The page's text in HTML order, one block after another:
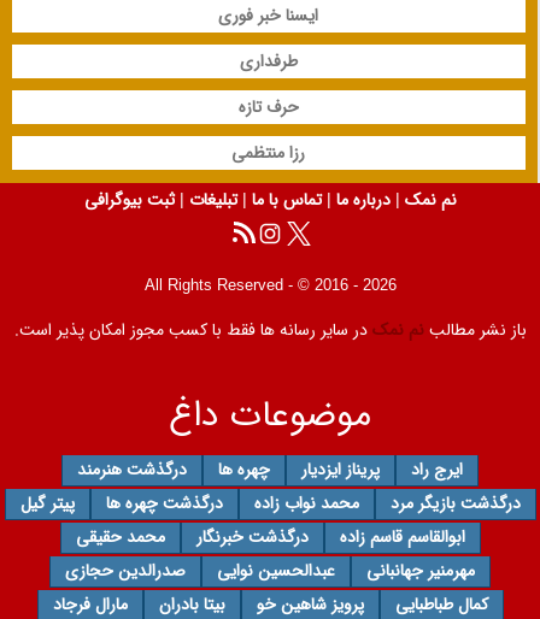
ایسنا خبر فوری
طرفداری
حرف تازه
رزا منتظمی
نم نمک | درباره ما | تماس با ما | تبلیغات | ثبت بیوگرافی
All Rights Reserved - © 2016 - 2026
باز نشر مطالبنم نمکدر سایر رسانه ها فقط با کسب مجوز امکان پذیر است.
موضوعات داغ
ایرج راد پریناز ایزدیار چهره ها
درگذشت هنرمند
درگذشت بازیگر مرد
محمد نواب زاده درگذشت چهره ها
پیتر گیل
ابوالقاسم قاسم زاده
درگذشت خبرنگار
محمد حقیقی
مهرمنیر جهانبانی
عبدالحسین نوایی
صدرالدین حجازی
کمال طباطبایی
پرویز شاهین خو بیتا بادران مارال فرجاد